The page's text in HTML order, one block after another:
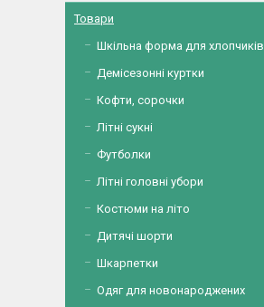
Товари
Шкільна форма для хлопчиків
Демісезонні куртки
Кофти, сорочки
Літні сукні
Футболки
Літні головні убори
Костюми на літо
Дитячі шорти
Шкарпетки
Одяг для новонароджених